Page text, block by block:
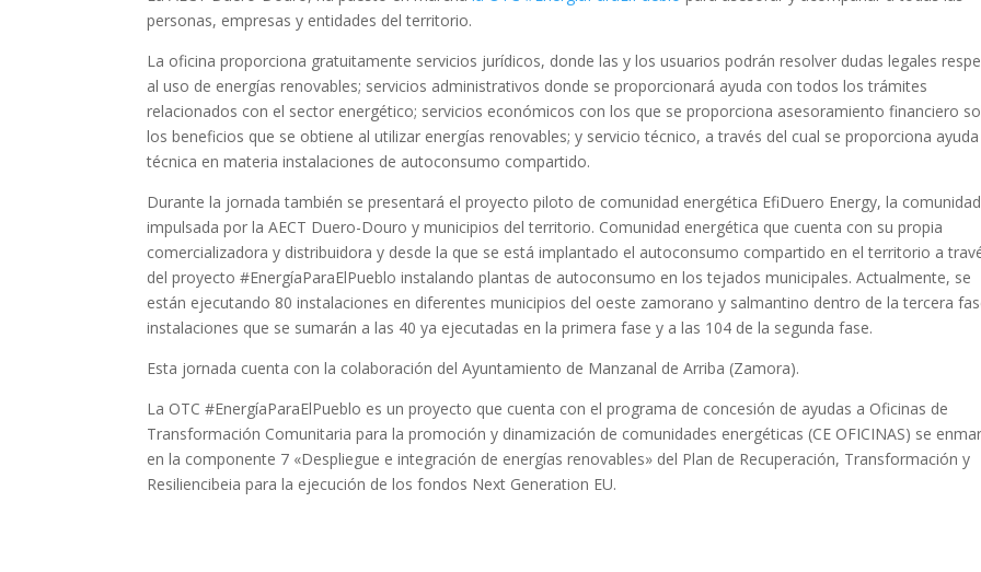
personas, empresas y entidades del territorio.
La oficina proporciona gratuitamente servicios jurídicos, donde las y los usuarios podrán resolver dudas legales
al uso de energías renovables; servicios administrativos donde se proporcionará ayuda con todos los trámites
relacionados con el sector energético; servicios económicos con los que se proporciona asesoramiento financiero
los beneficios que se obtiene al utilizar energías renovables; y servicio técnico, a través del cual se proporciona ayuda
técnica en materia instalaciones de autoconsumo compartido.
Durante la jornada también se presentará el proyecto piloto de comunidad energética EfiDuero Energy, la comunidad
impulsada por la AECT Duero-Douro y municipios del territorio. Comunidad energética que cuenta con su propia
comercializadora y distribuidora y desde la que se está implantado el autoconsumo compartido en el territorio a
del proyecto #EnergíaParaElPueblo instalando plantas de autoconsumo en los tejados municipales. Actualmente, se
están ejecutando 80 instalaciones en diferentes municipios del oeste zamorano y salmantino dentro de la tercera
instalaciones que se sumarán a las 40 ya ejecutadas en la primera fase y a las 104 de la segunda fase.
Esta jornada cuenta con la colaboración del Ayuntamiento de Manzanal de Arriba (Zamora).
La OTC #EnergíaParaElPueblo es un proyecto que cuenta con el programa de concesión de ayudas a Oficinas de
Transformación Comunitaria para la promoción y dinamización de comunidades energéticas (CE OFICINAS) se
en la componente 7 «Despliegue e integración de energías renovables» del Plan de Recuperación, Transformación y
Resiliencibeia para la ejecución de los fondos Next Generation EU.